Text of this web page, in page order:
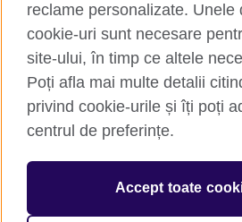
British Council Global
Confidențialitate și termeni de utilizare
Trimite-ne comentariile tale
Cookie-uri
Hartă site
© 2026 British Council
The United Kingdom’s international
relations and educational
reclame personalizate. Unele
cookie-uri sunt necesare
site-ului, în timp ce altele
Poți afla mai multe detalii
privind cookie-urile și îți poți
centrul de preferințe.
Accept toate